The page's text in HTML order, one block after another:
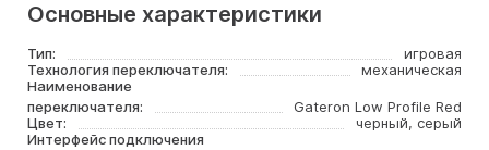
Основные характеристики
Тип:
игровая
Технология переключателя:
механическая
Наименование
переключателя:
Gateron Low Profile Red
Цвет:
черный, серый
Интерфейс подключения